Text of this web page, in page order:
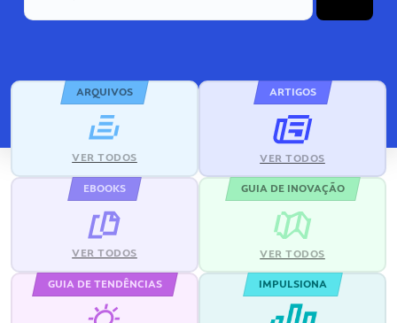
ARQUIVOS
VER TODOS
ARTIGOS
VER TODOS
EBOOKS
VER TODOS
GUIA DE INOVAÇÃO
VER TODOS
GUIA DE TENDÊNCIAS IMPULSIONA